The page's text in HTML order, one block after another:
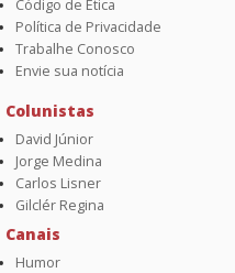
Código de Ética
Política de Privacidade
Trabalhe Conosco
Envie sua notícia
Colunistas
David Júnior
Jorge Medina
Carlos Lisner
Gilclér Regina
Canais
Humor